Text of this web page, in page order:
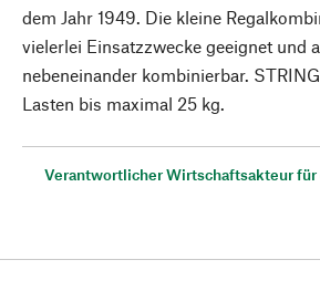
dem Jahr 1949. Die kleine
vielerlei Einsatzzwecke geeignet und
nebeneinander kombinierbar.
Lasten bis maximal 25 kg.
Verantwortlicher Wirtschaftsakteur für